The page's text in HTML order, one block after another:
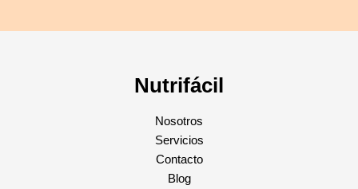
Nutrifácil
Nosotros
Servicios
Contacto
Blog